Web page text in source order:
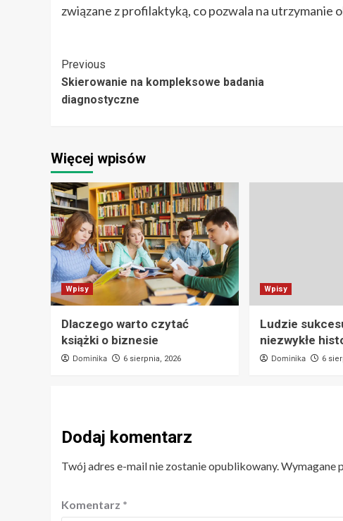
związane z profilaktyką, co pozwala na utrzymanie
Post
Navigation
Previous
Skierowanie na kompleksowe badania
diagnostyczne
Więcej wpisów
Wpisy
Dlaczego warto czytać
książki o biznesie
Dominika 6 sierpnia, 2026
Wpisy
Ludzie
niezwykłe
Dominika 6
Dodaj komentarz
Twój adres e-mail nie zostanie opublikowany.Wymagane
Komentarz *